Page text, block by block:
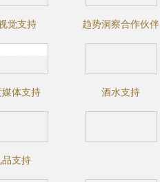
觉支持 趋势洞察合作伙伴
媒体支持 酒水支持
品支持